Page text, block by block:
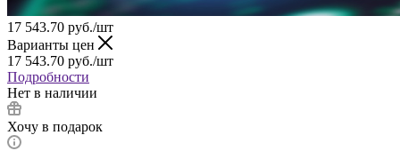
17 543.70 руб./шт
Варианты цен
17 543.70 руб./шт
Подробности
Нет в наличии
Хочу в подарок